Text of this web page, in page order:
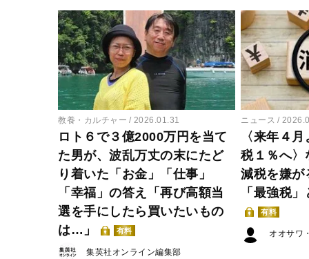
教養・カルチャー 2026.01.31
ロト６で３億2000万円を当て
た男が、波乱万丈の末にたど
り着いた「お金」「仕事」
「幸福」の答え「再び高額当
選を手にしたら買いたいもの
は…」
有料
集英社オンライン編集部
ニュース
〈来年４
税１％へ〉
減税を嫌
「最強税
有料
オオサワ